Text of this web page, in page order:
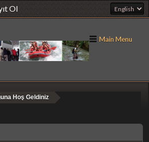
Ol
Main Menu
Hoş Geldiniz